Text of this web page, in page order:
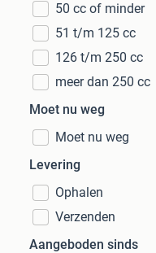
50 cc of minder
51 t/m 125 cc
126 t/m 250 cc
meer dan 250 cc
Moet nu weg
Moet nu weg
Levering
Ophalen
Verzenden
Aangeboden sinds